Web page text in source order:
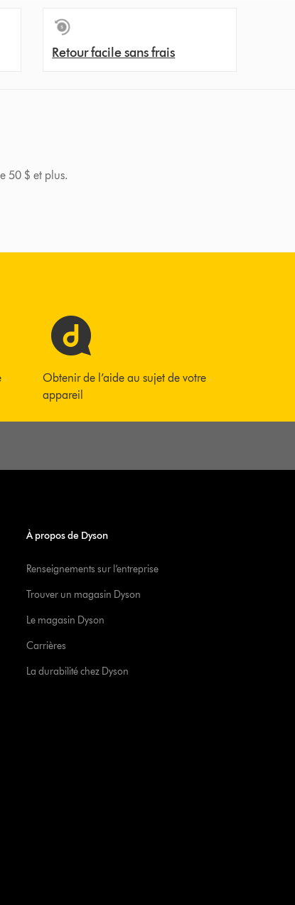
Retour facile sans frais
50 $ et plus.
Obtenir de l’aide au sujet de votre
appareil
À propos de Dyson
Renseignements sur l’entreprise
Trouver un magasin Dyson
Le magasin Dyson
Carrières
La durabilité chez Dyson